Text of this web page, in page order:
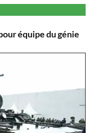
équipe du génie